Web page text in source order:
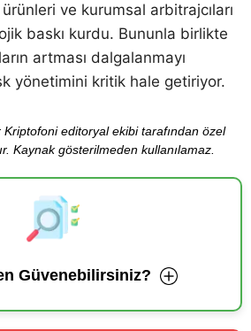
ve kurumsal arbitrajcıları
baskı kurdu. Bununla birlikte
artması dalgalanmayı
yönetimini kritik hale getiriyor.
editoryal ekibi tarafından özel
Kaynak gösterilmeden kullanılamaz.
Güvenebilirsiniz?